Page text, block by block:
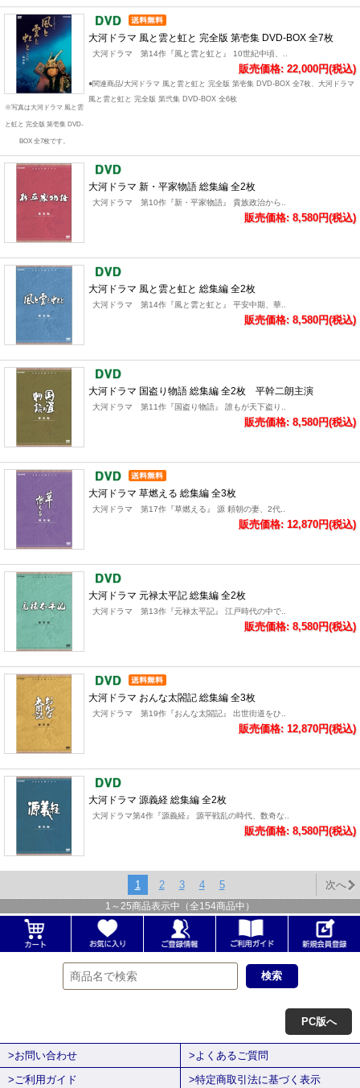
※写真は大河ドラマ 風と雲
と虹と 完全版 第壱集 DVD-
BOX 全7枚です。
大河ドラマ 風と雲と虹と 完全版 第壱集 DVD-BOX 全7枚
大河ドラマ 第14作『風と雲と虹と』 10世紀中頃、..
販売価格: 22,000円(税込)
●関連商品/大河ドラマ 風と雲と虹と 完全版 第壱集 DVD-BOX 全7枚、大河ドラマ
風と雲と虹と 完全版 第弐集 DVD-BOX 全6枚
大河ドラマ 新・平家物語 総集編 全2枚
大河ドラマ 第10作『新・平家物語』 貴族政治から..
販売価格: 8,580円(税込)
大河ドラマ 風と雲と虹と 総集編 全2枚
大河ドラマ 第14作『風と雲と虹と』 平安中期、華..
販売価格: 8,580円(税込)
大河ドラマ 国盗り物語 総集編 全2枚 平幹二朗主演
大河ドラマ 第11作『国盗り物語』 誰もが天下盗り..
販売価格: 8,580円(税込)
大河ドラマ 草燃える 総集編 全3枚
大河ドラマ 第17作『草燃える』 源 頼朝の妻、2代..
販売価格: 12,870円(税込)
大河ドラマ 元禄太平記 総集編 全2枚
大河ドラマ 第13作『元禄太平記』 江戸時代の中で..
販売価格: 8,580円(税込)
大河ドラマ おんな太閤記 総集編 全3枚
大河ドラマ 第19作『おんな太閤記』 出世街道をひ..
販売価格: 12,870円(税込)
大河ドラマ 源義経 総集編 全2枚
大河ドラマ第4作『源義経』 源平戦乱の時代、数奇な..
販売価格: 8,580円(税込)
1 2 3 4 5 次へ
1 ～ 25商品表示中（全154商品中）
PC版へ
>お問い合わせ
>よくあるご質問
>ご利用ガイド
>特定商取引法に基づく表示